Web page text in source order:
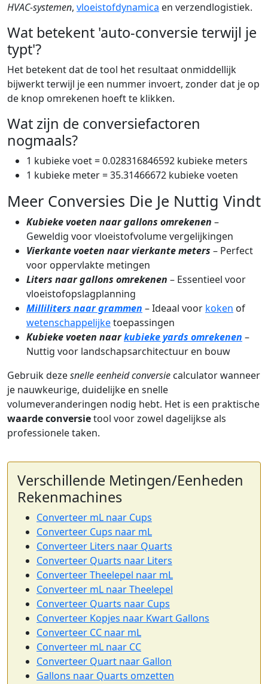
HVAC-systemen, vloeistofdynamica en verzendlogistiek.
Wat betekent 'auto-conversie terwijl je
typt'?
Het betekent dat de tool het resultaat onmiddellijk
bijwerkt terwijl je een nummer invoert, zonder dat je op
de knop omrekenen hoeft te klikken.
Wat zijn de conversiefactoren
nogmaals?
1 kubieke voet = 0.028316846592 kubieke meters
1 kubieke meter = 35.31466672 kubieke voeten
Meer Conversies Die Je Nuttig Vindt
Kubieke voeten naar gallons omrekenen –
Geweldig voor vloeistofvolume vergelijkingen
Vierkante voeten naar vierkante meters – Perfect
voor oppervlakte metingen
Liters naar gallons omrekenen – Essentieel voor
vloeistofopslagplanning
Milliliters naar grammen – Ideaal voor koken of
wetenschappelijketoepassingen
Kubieke voeten naarkubieke yards omrekenen –
Nuttig voor landschapsarchitectuur en bouw
Gebruik dezesnelle eenheid conversie calculator wanneer
je nauwkeurige, duidelijke en snelle
volumeveranderingen nodig hebt. Het is een praktische
waarde conversietool voor zowel dagelijkse als
professionele taken.
Verschillende Metingen/Eenheden
Rekenmachines
Converteer mL naar Cups
Converteer Cups naar mL
Converteer Liters naar Quarts
Converteer Quarts naar Liters
Converteer Theelepel naar mL
Converteer mL naar Theelepel
Converteer Quarts naar Cups
Converteer Kopjes naar Kwart Gallons
Converteer CC naar mL
Converteer mL naar CC
Converteer Quart naar Gallon
Gallons naar Quarts omzetten